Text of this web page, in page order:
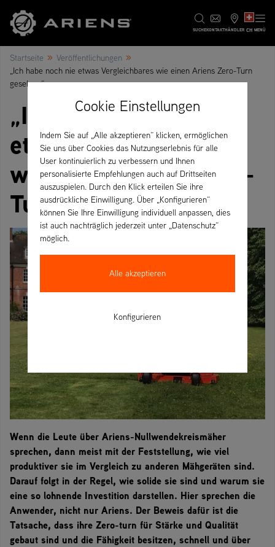
SUCHEKONTAKTHÄNDLER CH MENÜ
Startseite » Veröffentlichungen »
„Ich habe noch nie etwas Vergleichbares wie einen Ariens Zero-Turn
gesehen.“
„Ich habe noch nie
etwas Vergleichbares
wie einen Ariens Zero-
Turn gesehen.“
Wenn die Leute über Ariens-Nullwendekreismäher
sprechen, dann meist mit der Feststellung, wie viel
produktiver sie im Vergleich zu anderen Mähgeräten sind.
Darauf folgt in der Regel, wie solide sie sind und warum sie
eine so lohnende Investition darstellen. Hier sprechen die
Anwender, nicht nur Ariens. Der Beweis dafür ist die
Tatsache, dass ihre Zero-turn für Stärke und Qualität
gebaut sind und die Fähigkeit besitzen, schnell und über
Cookie Einstellungen
Indem Sie auf „Alle akzeptieren“ klicken, ermöglichen
Sie uns über Cookies das Nutzungserlebnis für alle
User kontinuierlich zu verbessern und Ihnen
personalisierte Empfehlungen auch auf Drittseiten
auszuspielen. Durch den Klick erteilen Sie ihre
ausdrückliche Einwilligung. Über „Konfigurieren“
können Sie Ihre Einwilligung individuell anpassen, dies
ist auch nachträglich jederzeit unter „Datenschutz“
möglich.
Alle akzeptieren
Konfigurieren